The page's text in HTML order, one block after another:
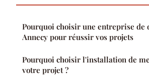
Pourquoi choisir une entreprise de
Annecy pour réussir vos projets
Pourquoi choisir l'installation de
votre projet ?